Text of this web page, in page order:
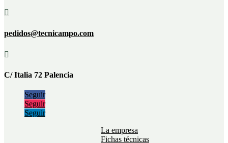

pedidos@tecnicampo.com

C/ Italia 72 Palencia
Seguir
Seguir
Seguir
La empresa
Fichas técnicas